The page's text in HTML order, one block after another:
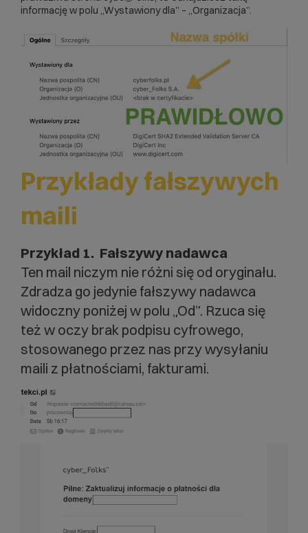
informację w polu „Wystawiony dla” – „Organizacja”.
Przykłady fałszywych
maili
Przykład 1. Fałszywy nadawca
Ten mail niczym nie różni się od oryginału.
Zdradza go jedynie fałszywy nadawca
widoczny poniżej w polu „Od”. Rzuca się
też w oczy brak podpisu cyfrowego,
stosowanego przez nas przy wysyłaniu
maili z płatnościami, fakturami.